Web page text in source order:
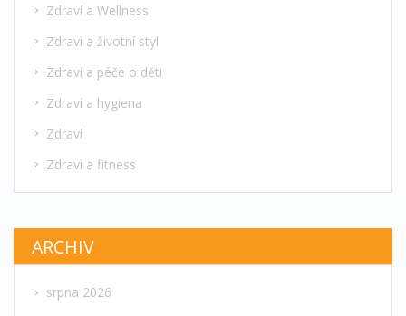
Zdraví a Wellness
Zdraví a životní styl
Zdraví a péče o děti
Zdraví a hygiena
Zdraví
Zdraví a fitness
ARCHIV
srpna 2026